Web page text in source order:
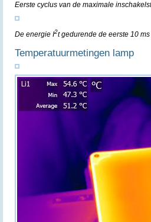
Eerste cyclus van de maximale
De energie I2t gedurende de eerste 10
Temperatuurmetingen lamp